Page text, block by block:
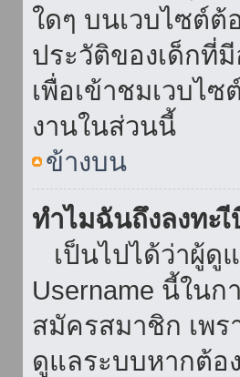
ใดๆ บนเวบไซต์
ประวัติของเด็กที่
เพื่อเข้าชมเวบไ
งานในส่วนนี้
ข้างบน
ทำไมฉันถึงลงทะ
เป็นไปได้ว่าผู้ดู
Username นี้ในก
สมัครสมาชิก เพ
ดูแลระบบหากต้อ